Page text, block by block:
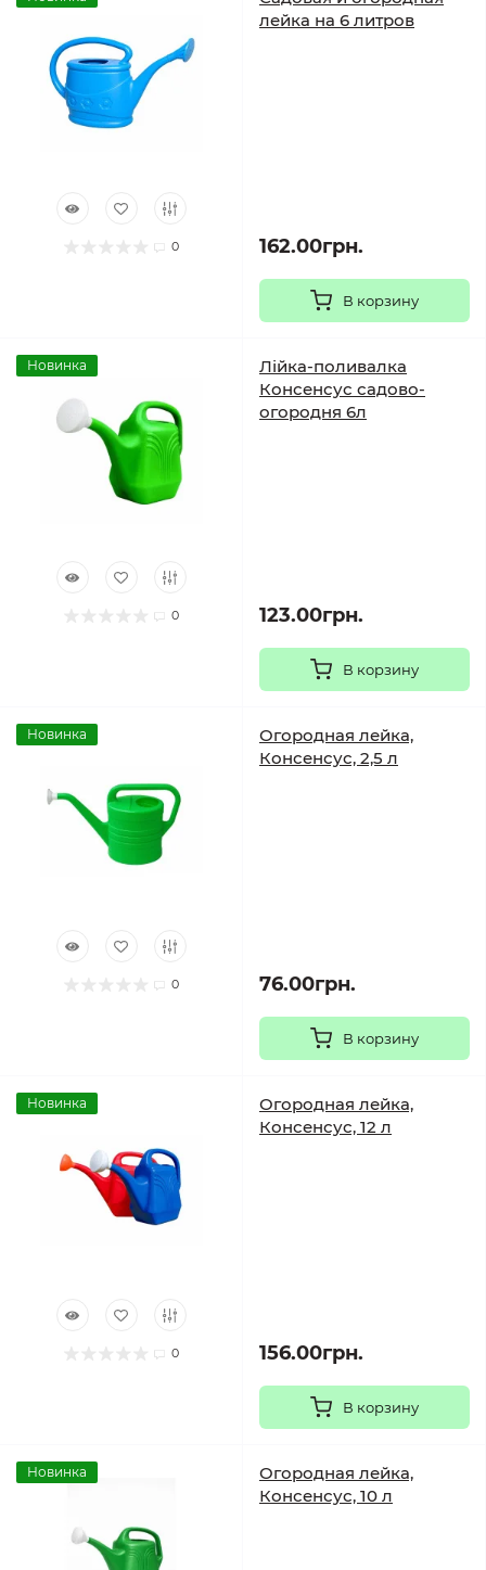
0
лейка на 6 литров
162.00грн.
В корзину
Новинка
0
Лійка-поливалка
Консенсус садово-
огородня 6л
123.00грн.
В корзину
Новинка
0
Огородная лейка,
Консенсус, 2,5 л
76.00грн.
В корзину
Новинка
0
Огородная лейка,
Консенсус, 12 л
156.00грн.
В корзину
Новинка
Огородная лейка,
Консенсус, 10 л